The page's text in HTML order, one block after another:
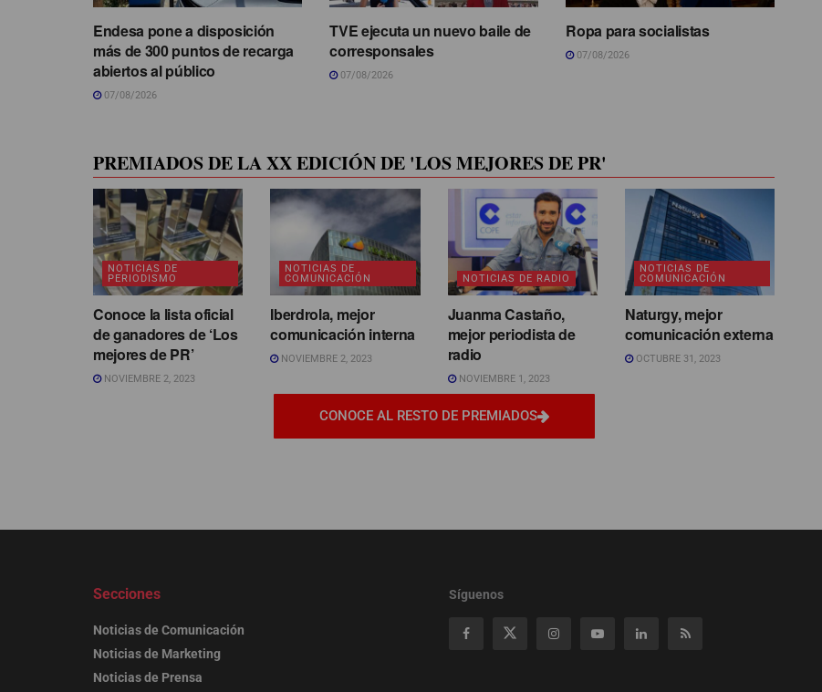
Endesa pone a disposición
más de 300 puntos de recarga
abiertos al público
07/08/2026
TVE ejecuta un nuevo baile de
corresponsales
07/08/2026
Ropa para socialistas
07/08/2026
PREMIADOS DE LA XX EDICIÓN DE 'LOS MEJORES DE PR'
NOTICIAS DE
PERIODISMO
Conoce la lista oficial
de ganadores de ‘Los
mejores de PR’
NOVIEMBRE 2, 2023
NOTICIAS DE
COMUNICACIÓN
Iberdrola, mejor
comunicación interna
NOVIEMBRE 2, 2023
NOTICIAS DE RADIO
Juanma Castaño,
mejor periodista de
radio
NOVIEMBRE 1, 2023
NOTICIAS DE
COMUNICACIÓN
Naturgy, mejor
comunicación externa
OCTUBRE 31, 2023
CONOCE AL RESTO DE PREMIADOS
Secciones
Noticias de Comunicación
Noticias de Marketing
Noticias de Prensa
Síguenos